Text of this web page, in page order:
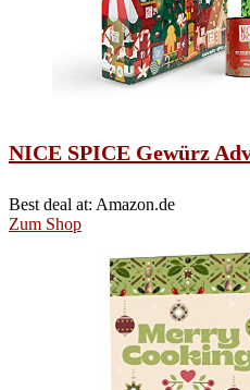
NICE SPICE Gewürz
Best deal at: Amazon.de
Zum Shop